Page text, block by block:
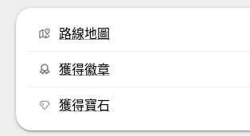
路線地圖
獲得徽章
獲得寶石